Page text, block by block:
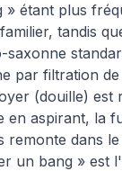
» étant plus
tandis
par filtration
(douille) est
en aspirant, la
remonte dans
un bang » est